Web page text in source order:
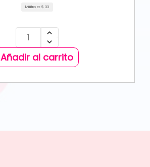
Mililitro a: $ 33
Añadir al carrito